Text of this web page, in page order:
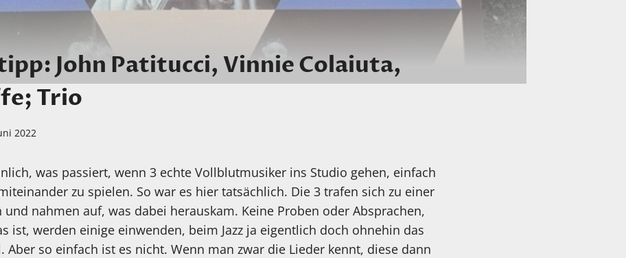
John Patitucci, Vinnie Colaiuta,
Trio
2022
was passiert, wenn 3 echte Vollblutmusiker ins Studio gehen, einfach
zu spielen. So war es hier tatsächlich. Die 3 trafen sich zu einer
und nahmen auf, was dabei herauskam. Keine Proben oder Absprachen,
ist, werden einige einwenden, beim Jazz ja eigentlich doch ohnehin das
Aber so einfach ist es nicht. Wenn man zwar die Lieder kennt, diese dann